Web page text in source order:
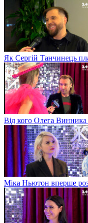
Як Сергій Танчинець
Від кого Олега
Міка Ньютон вперше